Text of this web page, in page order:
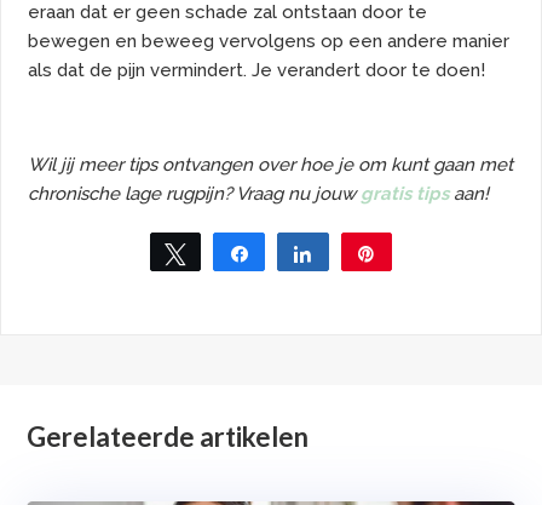
eraan dat er geen schade zal ontstaan door te
bewegen en beweeg vervolgens op een andere manier
als dat de pijn vermindert. Je verandert door te doen!
Wil jij meer tips ontvangen over hoe je om kunt gaan met
chronische lage rugpijn? Vraag nu jouwgratis tipsaan!
Tweet Share Share
Gerelateerde artikelen